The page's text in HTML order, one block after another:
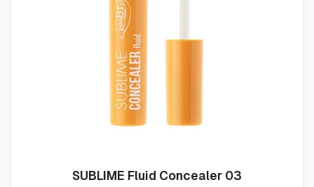
SUBLIME Fluid Concealer 03